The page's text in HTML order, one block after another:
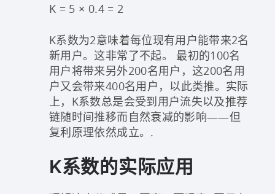
K = 5 × 0.4 = 2
K系数为2意味着每位现有用户能带来2名
新用户。这非常了不起。 最初的100名
用户将带来另外200名用户，这200名用
户又会带来400名用户，以此类推。实际
上，K系数总是会受到用户流失以及推荐
链随时间推移而自然衰减的影响——但
复利原理依然成立。.
K系数的实际应用